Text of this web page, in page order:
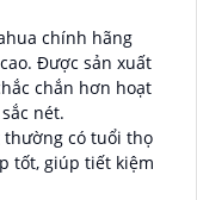
chính hãng
Được sản xuất
chắn hơn hoạt
nét.
thường có tuổi thọ
tốt, giúp tiết kiệm